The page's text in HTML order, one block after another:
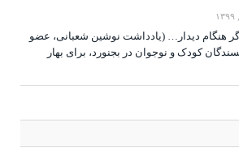
هنگام دیدار… (یادداشت نوشین شعبانی، عضو
کودک و نوجوان در بجنورد، برای بهار